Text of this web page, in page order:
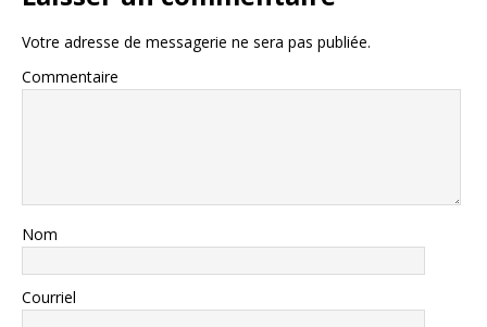
Votre adresse de messagerie ne sera pas publiée.
Commentaire
Nom
Courriel